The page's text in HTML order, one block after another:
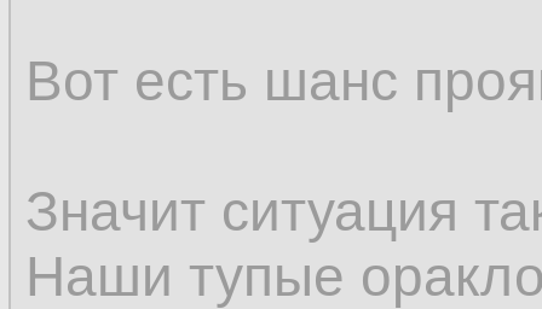
Вот есть шанс
Значит ситуация
Наши тупые